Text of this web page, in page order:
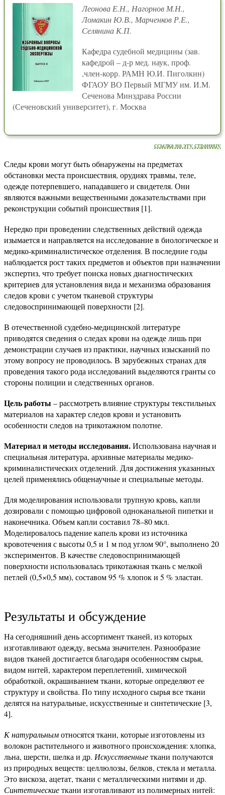
Леонова Е.Н., Нагорнов М.Н.,
Ломакин Ю.В., Марченков Р.Е.,
Селянина К.П.
Кафедра судебной медицины (зав.
кафедрой – д-р мед. наук, проф.
,член-корр. РАМН Ю.И. Пиголкин)
ФГАОУ ВО Первый МГМУ им. И.М.
Сеченова Минздрава России
(Сеченовский университет), г. Москва
ссылка на эту страницу
Следы крови могут быть обнаружены на предметах
обстановки места происшествия, орудиях травмы, теле,
одежде потерпевшего, нападавшего и свидетеля. Они
являются важными вещественными доказательствами при
реконструкции событий происшествия [1].
Нередко при проведении следственных действий одежда
изымается и направляется на исследование в биологическое и
медико-криминалистическое отделения. В последние годы
наблюдается рост таких предметов и объектов при назначении
экспертиз, что требует поиска новых диагностических
критериев для установления вида и механизма образования
следов крови с учетом тканевой структуры
следовоспринимающей поверхности [2].
В отечественной судебно-медицинской литературе
приводятся сведения о следах крови на одежде лишь при
демонстрации случаев из практики, научных изысканий по
этому вопросу не проводилось. В зарубежных странах для
проведения такого рода исследований выделяются гранты со
стороны полиции и следственных органов.
Цель работы – рассмотреть влияние структуры текстильных
материалов на характер следов крови и установить
особенности следов на трикотажном полотне.
Материал и методы исследования.Использована научная и
специальная литература, архивные материалы медико-
криминалистических отделений. Для достижения указанных
целей применялись общенаучные и специальные методы.
Для моделирования использовали трупную кровь, капли
дозировали с помощью цифровой одноканальной пипетки и
наконечника. Объем капли составил 78–80 мкл.
Моделировалось падение капель крови из источника
кровотечения с высоты 0,5 и 1 м под углом 90°, выполнено 20
экспериментов. В качестве следовоспринимающей
поверхности использовалась трикотажная ткань с мелкой
петлей (0,5×0,5 мм), составом 95 % хлопок и 5 % эластан.
Результаты и обсуждение
На сегодняшний день ассортимент тканей, из которых
изготавливают одежду, весьма значителен. Разнообразие
видов тканей достигается благодаря особенностям сырья,
видом нитей, характером переплетений, химической
обработкой, окрашиванием ткани, которые определяют ее
структуру и свойства. По типу исходного сырья все ткани
делятся на натуральные, искусственные и синтетические [3,
4].
К натуральнымотносятся ткани, которые изготовлены из
волокон растительного и животного происхождения: хлопка,
льна, шерсти, шелка и др. Искусственныеткани получаются
из природных веществ: целлюлозы, белков, стекла и металла.
Это вискоза, ацетат, ткани с металлическими нитями и др.
Синтетическиеткани изготавливают из полимерных нитей: